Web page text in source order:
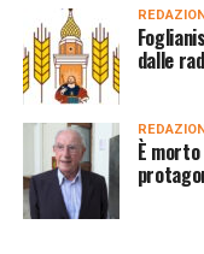
dalle
È